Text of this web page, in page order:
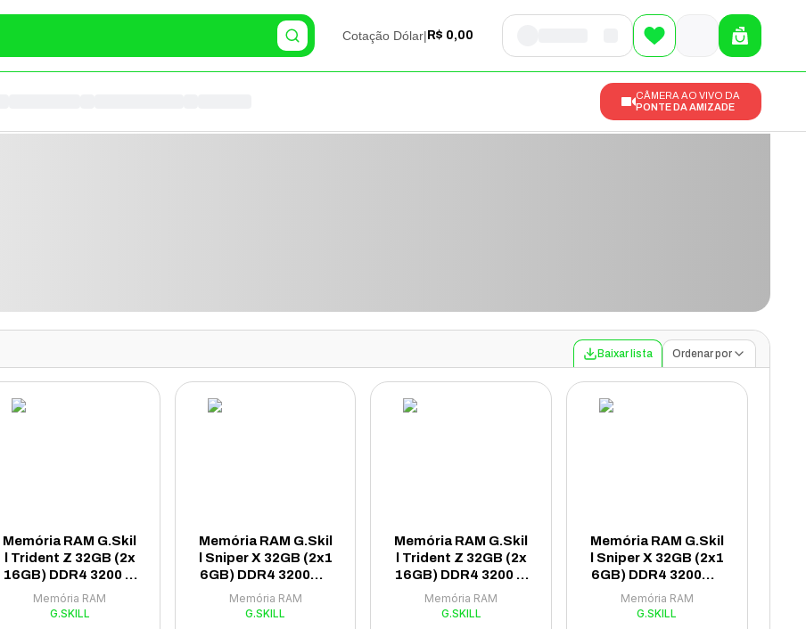
Cotação Dólar| R$ 0,00
CÂMERA AO VIVO DA
PONTE DA AMIZADE
Baixar lista Ordenar por
Memória RAM G.Skil
l Trident Z 32GB (2x
16GB) DDR4 3200 M
Hz - F4-3200C16D-3
2GTZ
Memória RAM
G.SKILL
Memória RAM G.Skil
l Sniper X 32GB (2x1
6GB) DDR4 3200MH
z - F4-3200C16D-32
GSXWB
Memória RAM
G.SKILL
Memória RAM G.Skil
l Trident Z 32GB (2x
16GB) DDR4 3200 M
Hz - F4-3200C16D-3
2GTZKW
Memória RAM
G.SKILL
Memória RAM G.Skil
l Sniper X 32GB (2x1
6GB) DDR4 3200MH
z - F4-3200C16D-32
GSXKB
Memória RAM
G.SKILL